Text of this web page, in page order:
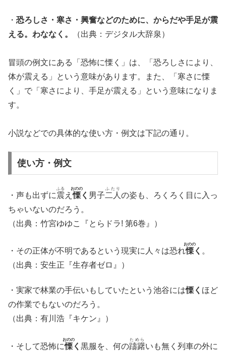
・ 恐ろしさ・寒さ・興奮などのために、からだや手足が震
える。わななく。
（出典：デジタル大辞泉）
冒頭の例文にある「恐怖に慄く」は、「恐ろしさにより、
体が震える」という意味があります。また、「寒さに慄
く」で「寒さにより、手足が震える」という意味になりま
す。
小説などでの具体的な使い方・例文は下記の通り。
使い方・例文
・声も出ずに震
ふる
え慄
おのの
く 男子二人
ふたり
の姿も、ろくろく目に入っ
ちゃいないのだろう。
（出典：竹宮ゆゆこ『とらドラ! 第6巻』）
・その正体が不明であるという現実に人々は恐れ慄
おのの
く 。
（出典：安生正『生存者ゼロ』）
・実家で林業の手伝いもしていたという池谷には慄く ほど
の作業でもないのだろう。
（出典：有川浩『キケン』）
・そして恐怖に慄
おのの
く 黒服を、何の躊躇
ためら
いも無く列車の外に